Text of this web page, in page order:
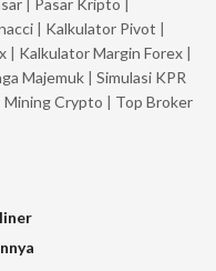
| Kalkulator Pivot |
| Kalkulator Margin Forex |
Majemuk | Simulasi KPR
Mining Crypto | Top Broker